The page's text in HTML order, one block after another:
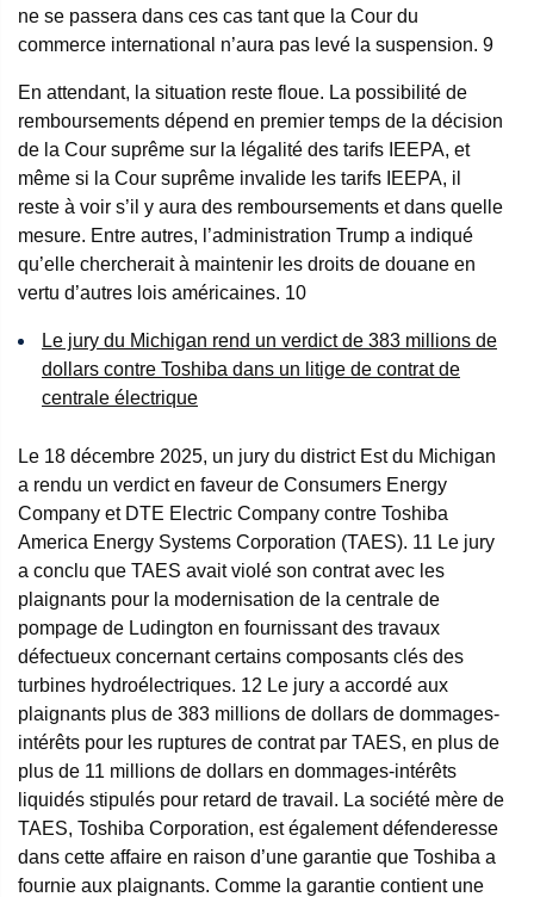
ne se passera dans ces cas tant que la Cour du
commerce international n’aura pas levé la suspension. 9
En attendant, la situation reste floue. La possibilité de
remboursements dépend en premier temps de la décision
de la Cour suprême sur la légalité des tarifs IEEPA, et
même si la Cour suprême invalide les tarifs IEEPA, il
reste à voir s’il y aura des remboursements et dans quelle
mesure. Entre autres, l’administration Trump a indiqué
qu’elle chercherait à maintenir les droits de douane en
vertu d’autres lois américaines. 10
Le jury du Michigan rend un verdict de 383 millions de
dollars contre Toshiba dans un litige de contrat de
centrale électrique
Le 18 décembre 2025, un jury du district Est du Michigan
a rendu un verdict en faveur de Consumers Energy
Company et DTE Electric Company contre Toshiba
America Energy Systems Corporation (TAES). 11 Le jury
a conclu que TAES avait violé son contrat avec les
plaignants pour la modernisation de la centrale de
pompage de Ludington en fournissant des travaux
défectueux concernant certains composants clés des
turbines hydroélectriques. 12 Le jury a accordé aux
plaignants plus de 383 millions de dollars de dommages-
intérêts pour les ruptures de contrat par TAES, en plus de
plus de 11 millions de dollars en dommages-intérêts
liquidés stipulés pour retard de travail. La société mère de
TAES, Toshiba Corporation, est également défenderesse
dans cette affaire en raison d’une garantie que Toshiba a
fournie aux plaignants. Comme la garantie contient une